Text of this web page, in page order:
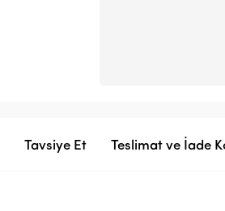
Tavsiye Et Teslimat ve İade